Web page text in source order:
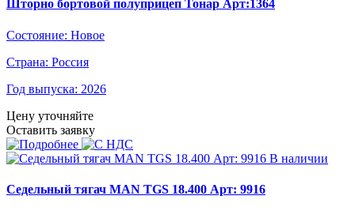
Шторно бортовой полуприцеп Тонар Арт:1364
Состояние: Новое
Страна: Россия
Год выпуска: 2026
Цену уточняйте
Оставить заявку
В наличии
Седельный тягач MAN TGS 18.400 Арт: 9916